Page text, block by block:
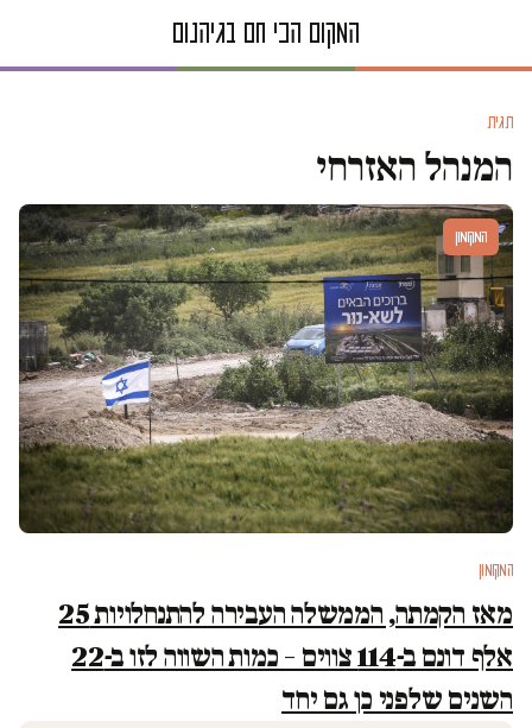
תגית
המנהל האזרחי
המקומון
המקומון
מאז הקמתה, הממשלה העבירה להתנחלויות 25
אלף דונם ב-114 צווים – כמות השווה לזו ב-22
השנים שלפני כן גם יחד